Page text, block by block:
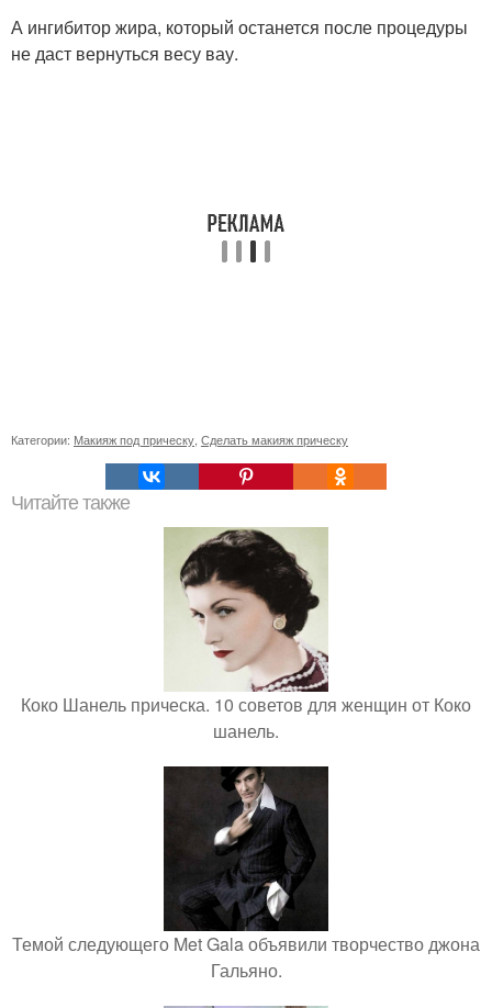
А ингибитор жира, который останется после процедуры
не даст вернуться весу вау.
Категории: Макияж под прическу Сделать макияж прическу
Читайте также
Коко Шанель прическа. 10 советов для женщин от Коко
шанель.
Темой следующего Met Gala объявили творчество джона
Гальяно.